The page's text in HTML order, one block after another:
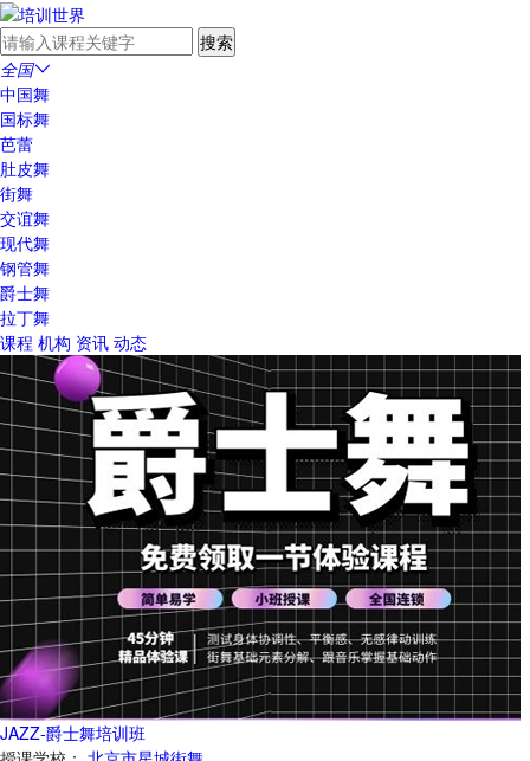
全国
中国舞
国标舞
芭蕾
肚皮舞
街舞
交谊舞
现代舞
钢管舞
爵士舞
拉丁舞
课程 机构 资讯 动态
JAZZ-爵士舞培训班